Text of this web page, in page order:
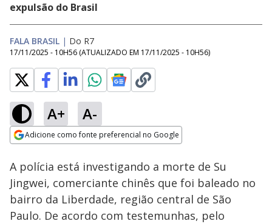
expulsão do Brasil
FALA BRASIL | Do R7
17/11/2025 - 10H56 (ATUALIZADO EM 17/11/2025 - 10H56)
A+ A-
Adicione como fonte preferencial no Google
Ativar
80.18%
A polícia está investigando a morte de Su
Jingwei, comerciante chinês que foi baleado no
bairro da Liberdade, região central de São
Paulo. De acordo com testemunhas, pelo